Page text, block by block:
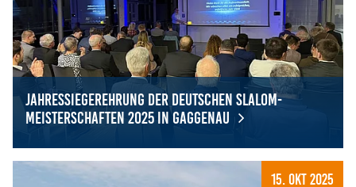
Jahressiegerehrung der Deutschen Slalom-
Meisterschaften 2025 in Gaggenau
Jahressiegerehrung der Deutschen Slalom-
15. Okt 2025